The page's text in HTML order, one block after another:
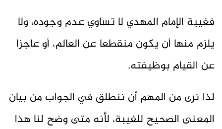
فغيبة الإمام المهدي لا تساوي عدم وجوده، ولا
يلزم منها أن يكون منقطعا عن العالم، أو عاجزا
عن القيام بوظيفته.
لذا نرى من المهم أن ننطلق في الجواب من بيان
المعنى الصحيح للغيبة، لأنه متى وضح لنا هذا